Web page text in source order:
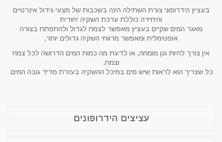
בעציץ הידרופוני צורת השתילה הינה בשכבות של מצעי גידול אינרטיים
והיחידה כוללת ערכת השקיה יחודית
מאגר המים שקיים בעציץ מאפשר לצמח לגדול ולהתפתח בצורה
אופטימלית ומאפשר מרווחי השקיה גדולים יותר,
אין צורך להיות גנן מומחה, או לדעת מה כמות המים הדרושה לכל צמח
וצמח.
כל שצריך הוא לראות שיש מים במיכל ההשקיה בעזרת מדיד גובה המים.
עציצים הידרופונים